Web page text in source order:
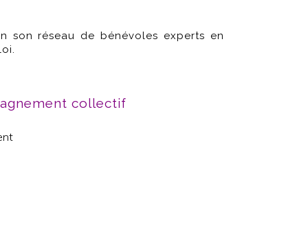
son réseau de bénévoles experts en
collectif